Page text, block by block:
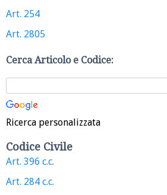
Art. 254
Art. 2805
Cerca Articolo e Codice:
Ricerca personalizzata
Codice Civile
Art. 396 c.c.
Art. 284 c.c.